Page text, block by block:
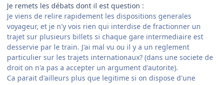
Je remets les débats dont il est question :
Je viens de relire rapidement les dispositions generales
voyageur, et je n'y vois rien qui interdise de fractionner un
trajet sur plusieurs billets si chaque gare intermediaire est
desservie par le train. J'ai mal vu ou il y a un reglement
particulier sur les trajets internationaux? (dans une societe de
droit on n'a pas a accepter un argument d'autorite).
Ca parait d'ailleurs plus que legitime si on dispose d'une